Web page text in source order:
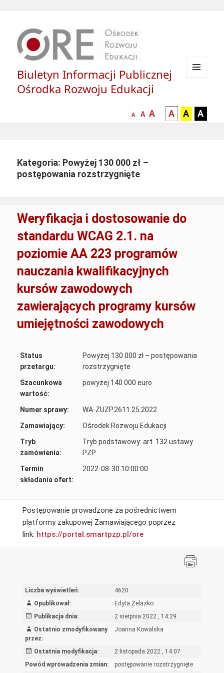
Biuletyn Informacji Publicznej
Ośrodka Rozwoju Edukacji
mniejsza
A
normalna
A
większa-
czcionka
A
kontrast
czarny
A
kontrast
czarny
A
żółty
A
Kategoria: Powyżej 130 000 zł –
postępowania rozstrzygnięte
Weryfikacja i dostosowanie do
standardu WCAG 2.1. na
poziomie AA 223 programów
nauczania kwalifikacyjnych
kursów zawodowych
zawierających programy kursów
umiejętności zawodowych
Status
przetargu:
Powyżej 130 000 zł – postępowania
rozstrzygnięte
Szacunkowa
wartość:
powyżej 140 000 euro
Numer sprawy:
WA-ZUZP.2611.25.2022
Zamawiający:
Ośrodek Rozwoju Edukacji
Tryb
zamówienia:
Tryb podstawowy: art. 132 ustawy
PZP
Termin
składania ofert:
2022-08-30 10:00:00
Postępowanie prowadzone za pośrednictwem
platformy zakupowej Zamawiającego poprzez
link: https://portal.smartpzp.pl/ore
Liczba wyświetleń:
4620
Opublikował:
Edyta Żelazko
Publikacja dnia:
2 sierpnia 2022 , 14:29
Ostatnio zmodyfikowany
przez:
Joanna Kowalska
Ostatnia modyfikacja:
2 listopada 2022 , 14:07
Powód wprowadzenia zmian:
postępowanie rozstrzygnięte